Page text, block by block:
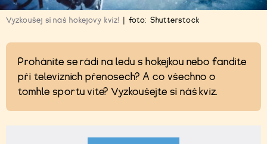
Vyzkoušej si náš hokejový kvíz! foto: Shutterstock
Proháníte se rádi na ledu s hokejkou nebo fandíte
při televizních přenosech? A co všechno o
tomhle sportu víte? Vyzkoušejte si náš kvíz.